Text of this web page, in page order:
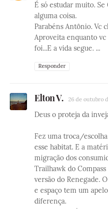
É só estudar muito.
alguma coisa.
Parabéns Antônio. Vc
Aproveita enquanto
foi...E a vida segue. ...
Responder
Elton V. 26 de outubro
Deus o proteja da
Fez uma troca/
esse habitat. E a
migração dos
Trailhawk do
versão do Renegade.
e espaço tem um
diferença.